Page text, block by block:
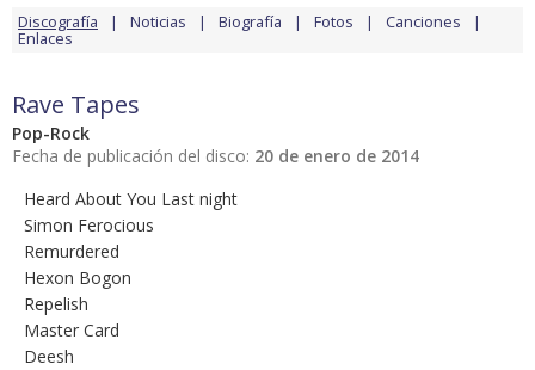
Discografía Noticias Biografía Fotos Canciones
Enlaces
Rave Tapes
Pop-Rock
Fecha de publicación del disco: 20 de enero de 2014
Heard About You Last night
Simon Ferocious
Remurdered
Hexon Bogon
Repelish
Master Card
Deesh